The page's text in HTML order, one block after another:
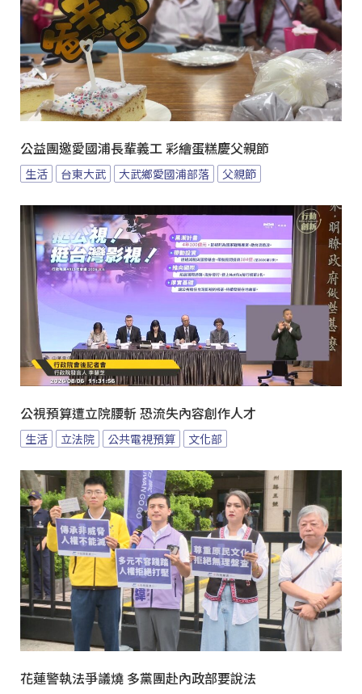
公益團邀愛國浦長輩義工 彩繪蛋糕慶父親節
生活 台東大武 大武鄉愛國浦部落 父親節
公視預算遭立院腰斬 恐流失內容創作人才
生活 立法院 公共電視預算 文化部
花蓮警執法爭議燒 多黨團赴內政部要說法